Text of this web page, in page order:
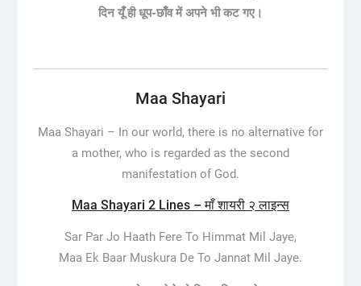
दिन यूँ ही धूप-छाँव में अपने भी कट गए।
Maa Shayari
Maa Shayari – In our world, there is no alternative for
a mother, who is regarded as the second
manifestation of God.
Maa Shayari 2 Lines – माँ शायरी २ लाइन्स
Sar Par Jo Haath Fere To Himmat Mil Jaye,
Maa Ek Baar Muskura De To Jannat Mil Jaye.